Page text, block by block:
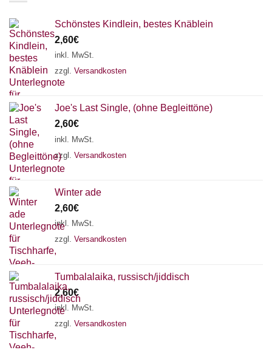
Schönstes Kindlein, bestes Knäblein
2,60€
inkl. MwSt.
zzgl. Versandkosten
Joe's Last Single, (ohne Begleittöne)
2,60€
inkl. MwSt.
zzgl. Versandkosten
Winter ade
2,60€
inkl. MwSt.
zzgl. Versandkosten
Tumbalalaika, russisch/jiddisch
2,60€
inkl. MwSt.
zzgl. Versandkosten